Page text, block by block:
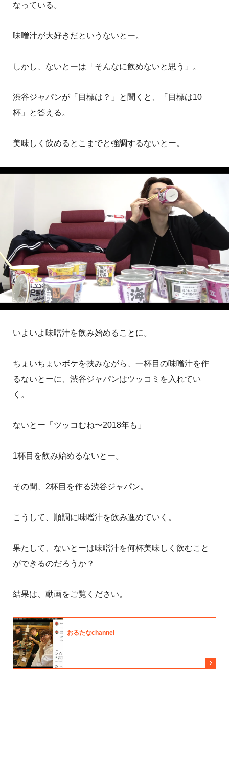
なっている。
味噌汁が大好きだというないとー。
しかし、ないとーは「そんなに飲めないと思う」。
渋谷ジャパンが「目標は？」と聞くと、「目標は10
杯」と答える。
美味しく飲めるとこまでと強調するないとー。
いよいよ味噌汁を飲み始めることに。
ちょいちょいボケを挟みながら、一杯目の味噌汁を作
るないとーに、渋谷ジャパンはツッコミを入れてい
く。
ないとー「ツッコむね〜2018年も」
1杯目を飲み始めるないとー。
その間、2杯目を作る渋谷ジャパン。
こうして、順調に味噌汁を飲み進めていく。
果たして、ないとーは味噌汁を何杯美味しく飲むこと
ができるのだろうか？
結果は、動画をご覧ください。